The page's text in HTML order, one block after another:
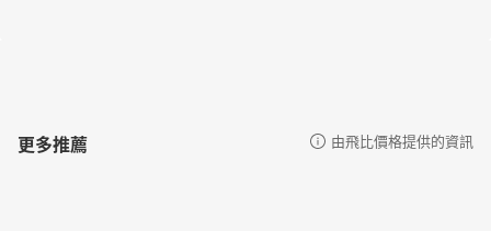
更多推薦 由飛比價格提供的資訊